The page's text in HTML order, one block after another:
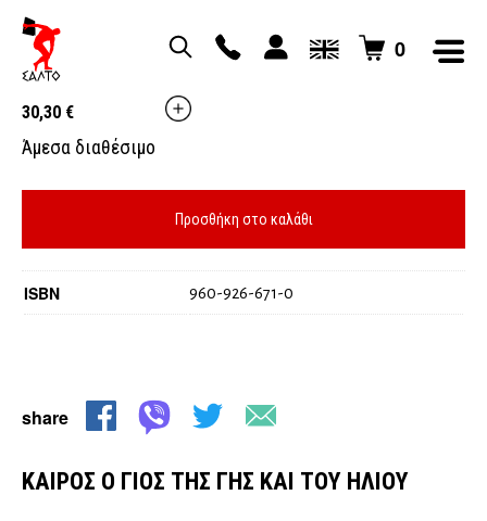
0
ΚΑΙΡΟΣ Ο ΓΙΟΣ ΤΗΣ ΓΗΣ ΚΑΙ ΤΟΥ ΗΛΙΟΥ
30,30 €
Άμεσα διαθέσιμο
Προσθήκη στο καλάθι
ISBN 960-926-671-0
share
ΚΑΙΡΟΣ Ο ΓΙΟΣ ΤΗΣ ΓΗΣ ΚΑΙ ΤΟΥ ΗΛΙΟΥ